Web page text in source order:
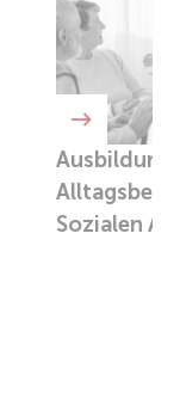
Ausbildung
Sozialen